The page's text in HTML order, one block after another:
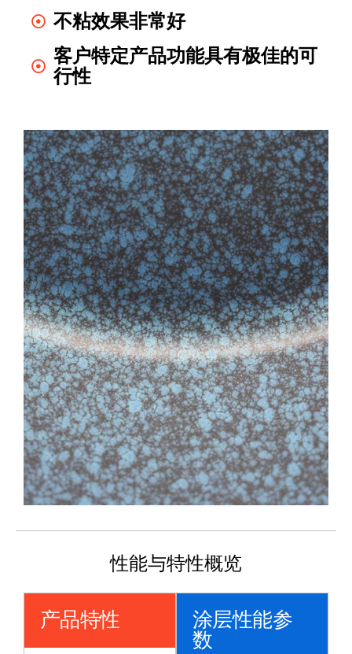
不粘效果非常好
客户特定产品功能具有极佳的可
行性
性能与特性概览
产品特性 涂层性能参
数